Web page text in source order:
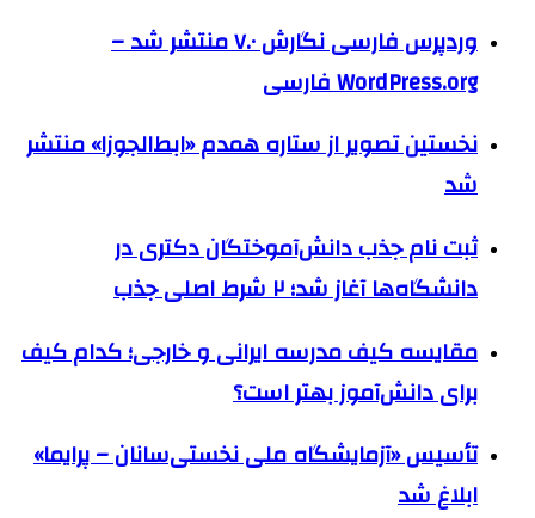
وردپرس فارسی نگارش ۷.۰ منتشر شد –
WordPress.org فارسی
نخستین تصویر از ستاره همدم «ابط‌الجوزا» منتشر
شد
ثبت نام جذب دانش‌آموختگان دکتری در
دانشگاه‌ها آغاز شد؛ ۲ شرط اصلی جذب
مقایسه کیف مدرسه ایرانی و خارجی؛ کدام کیف
برای دانش‌آموز بهتر است؟
تأسیس «آزمایشگاه ملی نخستی‌سانان – پرایما»
ابلاغ شد